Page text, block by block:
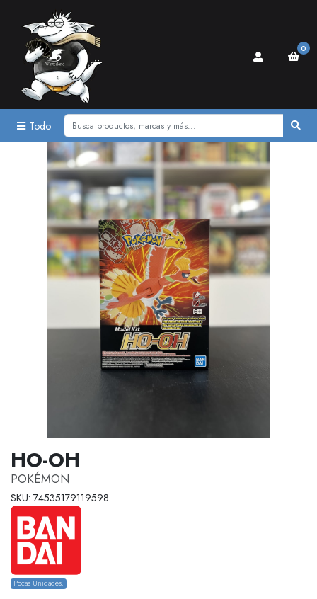
Todo
0
HO-OH
POKÉMON
SKU: 74535179119598
Pocas Unidades.